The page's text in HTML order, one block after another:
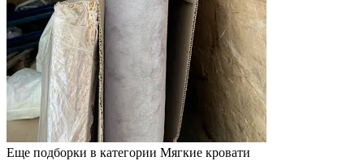
Еще подборки в категории Мягкие кровати